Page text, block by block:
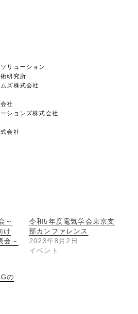
リューション
研究所
ズ株式会社
社
ションズ株式会社
会社
～
け
会～
令和5年度電気学会東京支
部カンファレンス
2023年8月2日
イベント
の